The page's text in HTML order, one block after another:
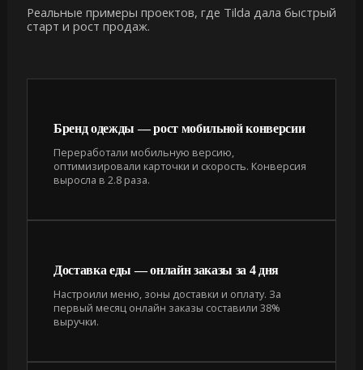
Реальные примеры проектов, где Tilda дала быстрый
старт и рост продаж.
Бренд одежды — рост мобильной конверсии
Переработали мобильную версию,
оптимизировали карточки и скорость. Конверсия
выросла в 2.8 раза.
Доставка еды — онлайн заказы за 4 дня
Настроили меню, зоны доставки и оплату. За
первый месяц онлайн заказы составили 38%
выручки.